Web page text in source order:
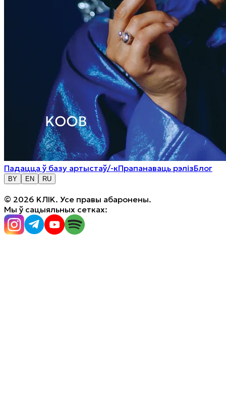
Падацца ў базу артыстаў/-кПрапанаваць рэлізБлог
BY EN RU
© 2026 KЛIK. Усе правы абаронены.
Мы ў сацыяльных сетках: